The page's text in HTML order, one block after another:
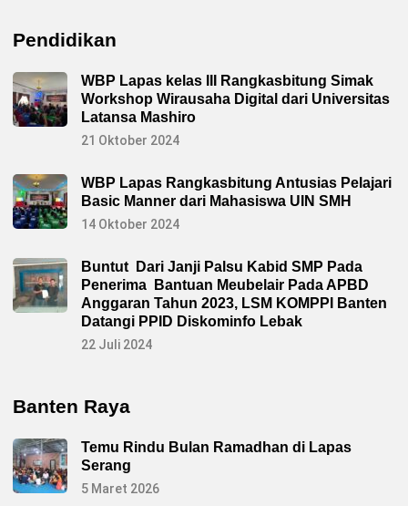
Pendidikan
WBP Lapas kelas III Rangkasbitung Simak
Workshop Wirausaha Digital dari Universitas
Latansa Mashiro
21 Oktober 2024
WBP Lapas Rangkasbitung Antusias Pelajari
Basic Manner dari Mahasiswa UIN SMH
14 Oktober 2024
Buntut Dari Janji Palsu Kabid SMP Pada
Penerima Bantuan Meubelair Pada APBD
Anggaran Tahun 2023, LSM KOMPPI Banten
Datangi PPID Diskominfo Lebak
22 Juli 2024
Banten Raya
Temu Rindu Bulan Ramadhan di Lapas
Serang
5 Maret 2026